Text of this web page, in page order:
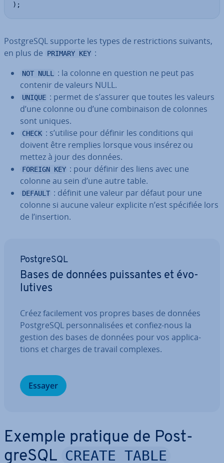
);
Post­greSQL supporte les types de res­tric­tions suivants,
en plus de
PRIMARY KEY :
NOT NULL
: la colonne en question ne peut pas
contenir de valeurs NULL.
UNIQUE : permet de s’assurer que toutes les valeurs
d’une colonne ou d’une com­bi­nai­son de colonnes
sont uniques.
CHECK : s’utilise pour définir les con­di­tions qui
doivent être remplies lorsque vous insérez ou
mettez à jour des données.
FOREIGN KEY : pour définir des liens avec une
colonne au sein d’une autre table.
DEFAULT : définit une valeur par défaut pour une
colonne si aucune valeur explicite n’est spécifiée lors
de l’insertion.
Post­greSQL
Bases de données puis­santes et évo­
lu­tives
Créez fa­ci­le­ment vos propres bases de données
Post­greSQL per­son­na­li­sées et confiez-nous la
gestion des bases de données pour vos ap­pli­ca­
tions et charges de travail complexes.
Essayer
Exemple pratique de Post­
greSQL CREATE TABLE